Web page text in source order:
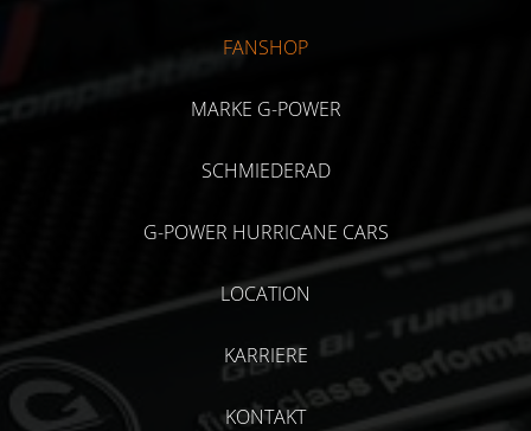
FANSHOP
MARKE G-POWER
SCHMIEDERAD
G-POWER HURRICANE CARS
LOCATION
KARRIERE
KONTAKT